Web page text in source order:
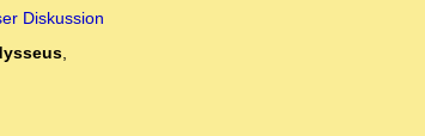
Diskussion
,